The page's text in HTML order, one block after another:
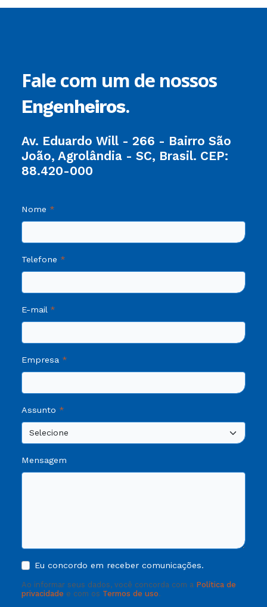
Fale com um de nossos
Engenheiros.
Av. Eduardo Will - 266 - Bairro São
João, Agrolândia - SC, Brasil. CEP:
88.420-000
Nome
Telefone
E-mail
Empresa
Assunto
Mensagem
Eu concordo em receber comunicações.
Ao informar seus dados, você concorda com a Política de
privacidade e com os Termos de uso.